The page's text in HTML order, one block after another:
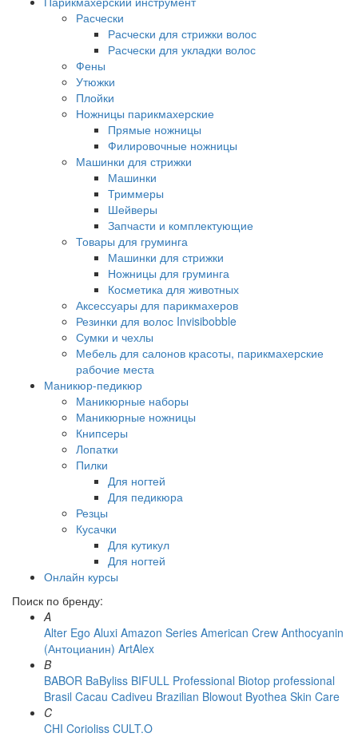
Расчески
Расчески для стрижки волос
Расчески для укладки волос
Фены
Утюжки
Плойки
Ножницы парикмахерские
Прямые ножницы
Филировочные ножницы
Машинки для стрижки
Машинки
Триммеры
Шейверы
Запчасти и комплектующие
Товары для груминга
Машинки для стрижки
Ножницы для груминга
Косметика для животных
Аксессуары для парикмахеров
Резинки для волос Invisibobble
Сумки и чехлы
Мебель для салонов красоты, парикмахерские
рабочие места
Маникюр-педикюр
Маникюрные наборы
Маникюрные ножницы
Книпсеры
Лопатки
Пилки
Для ногтей
Для педикюра
Резцы
Кусачки
Для кутикул
Для ногтей
Онлайн курсы
Поиск по бренду:
A
Alter Ego Aluxi Amazon Series American Crew Anthocyanin
(Антоцианин) ArtAlex
B
BABOR BaByliss BIFULL Professional Biotop professional
Brasil Cacau Сadiveu Brazilian Blowout Byothea Skin Care
C
CHI Corioliss CULT.O